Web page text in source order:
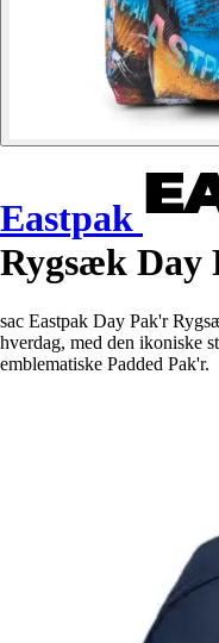
Eastpak
Rygsæk Day
sac Eastpak Day Pak'r
hverdag, med den ikoniske
emblematiske Padded Pak'r.